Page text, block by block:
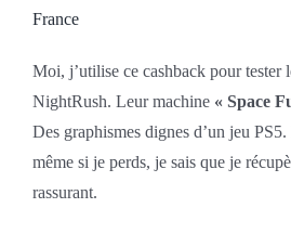
France
Moi, j’utilise ce cashback pour tester
NightRush. Leur machine « Space
Des graphismes dignes d’un jeu
même si je perds, je sais que je
rassurant.